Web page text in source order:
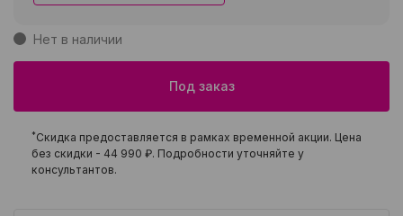
Нет в наличии
Под заказ
*Скидка предоставляется в рамках временной акции. Цена
без скидки - 44 990 ₽. Подробности уточняйте у
консультантов.